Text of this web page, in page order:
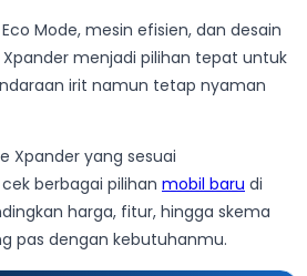
Mode, mesin efisien, dan desain
menjadi pilihan tepat untuk
irit namun tetap nyaman
Xpander yang sesuai
berbagai pilihan mobil baru di
harga, fitur, hingga skema
pas dengan kebutuhanmu.